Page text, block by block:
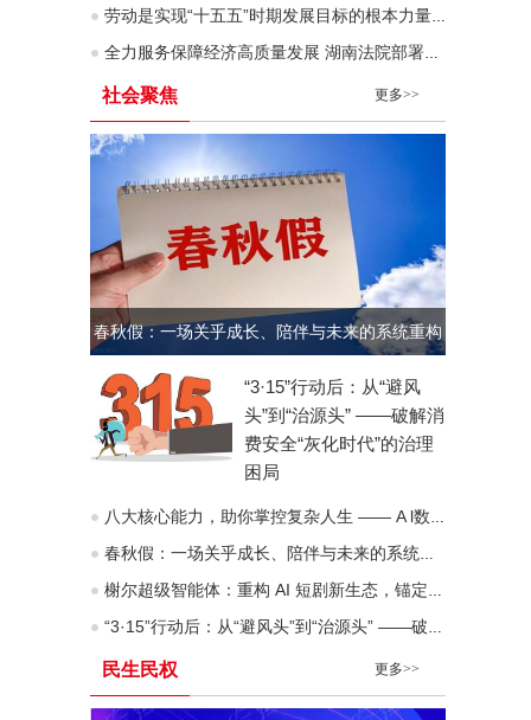
劳动是实现“十五五”时期发展目标的根本力量（深入学习贯彻习近平新时代中国特色社会主义思想）
全力服务保障经济高质量发展 湖南法院部署企业服务年行动
社会聚焦 更多>>
春秋假：一场关乎成长、陪伴与未来的系统重构
“3·15”行动后：从“避风
头”到“治源头” ——破解消
费安全“灰化时代”的治理
困局
八大核心能力，助你掌控复杂人生 —— A l数字化时代“人生八力”模型深度拆解
春秋假：一场关乎成长、陪伴与未来的系统重构
榭尔超级智能体：重构 AI 短剧新生态，锚定去中心化价值互联网未来
“3·15”行动后：从“避风头”到“治源头” ——破解消费安全“灰化时代”的治理困局
民生民权 更多>>